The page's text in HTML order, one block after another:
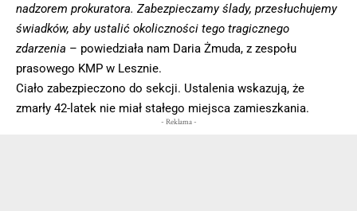
nadzorem prokuratora. Zabezpieczamy ślady, przesłuchujemy
świadków, aby ustalić okoliczności tego tragicznego
zdarzenia – powiedziała nam Daria Żmuda, z zespołu
prasowego KMP w Lesznie.
Ciało zabezpieczono do sekcji. Ustalenia wskazują, że
zmarły 42-latek nie miał stałego miejsca zamieszkania.
- Reklama -